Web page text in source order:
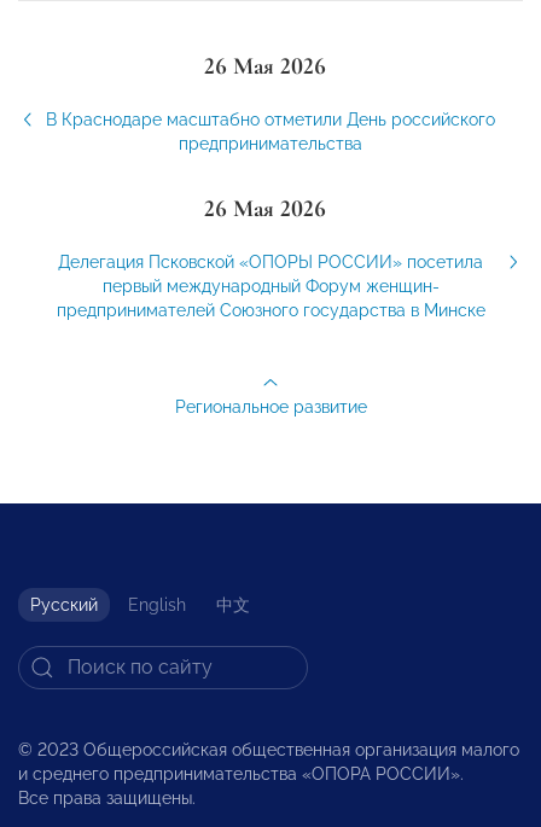
26 Мая 2026
В Краснодаре масштабно отметили День российского
предпринимательства
26 Мая 2026
Делегация Псковской «ОПОРЫ РОССИИ» посетила
первый международный Форум женщин-
предпринимателей Союзного государства в Минске
Региональное развитие
Русский English 中文
© 2023 Общероссийская общественная организация малого
и среднего предпринимательства «ОПОРА РОССИИ».
Все права защищены.